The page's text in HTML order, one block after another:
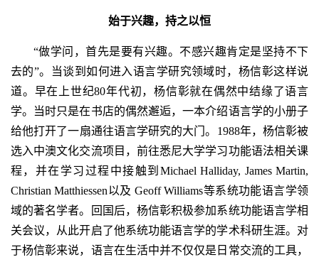
始于兴趣，持之以恒
“做学问，首先是要有兴趣。不感兴趣肯定是坚持不下
去的”。当谈到如何进入语言学研究领域时，杨信彰这样说
道。早在上世纪80年代初，杨信彰就在偶然中结缘了语言
学。当时只是在书店的偶然邂逅，一本介绍语言学的小册子
给他打开了一扇通往语言学研究的大门。1988年，杨信彰被
选入中澳文化交流项目，前往悉尼大学学习功能语法相关课
程，并在学习过程中接触到Michael Halliday, James Martin,
Christian Matthiessen以及 Geoff Williams等系统功能语言学领
域的著名学者。回国后，杨信彰积极参加系统功能语言学相
关会议，从此开启了他系统功能语言学的学术科研生涯。对
于杨信彰来说，语言在生活中并不仅仅是日常交流的工具，